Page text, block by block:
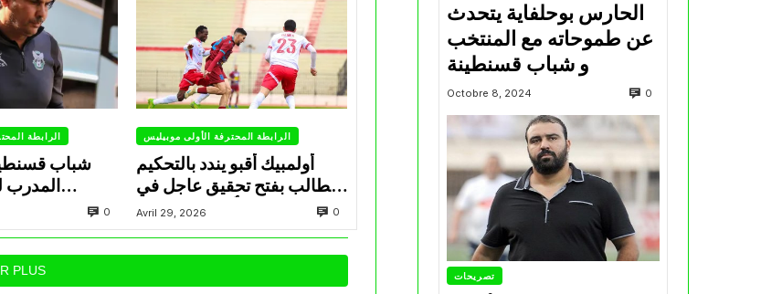
الرابطة
شباب
المدرب
0
الرابطة المحترفة الأولى موبيليس
أولمبيك أقبو يندد بالتحكيم
ويطالب بفتح تحقيق عاجل في
تجاوزات أثّرت على نتائج
الفريق
Avril 29, 2026 0
PLUS
الحارس بوحلفاية يتحدث
عن طموحاته مع المنتخب
و شباب قسنطينة
Octobre 8, 2024 0
تصريحات